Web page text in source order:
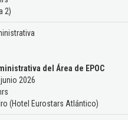
2)
del Área de EPOC
2026
(Hotel Eurostars Atlántico)